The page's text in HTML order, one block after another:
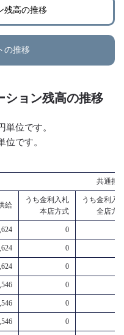
残高の推移
の推移
ション残高の推移
単位です。
です。
共通担
給
うち金利入札
本店方式
うち金利入
全店方
0
0
0
0
0
0